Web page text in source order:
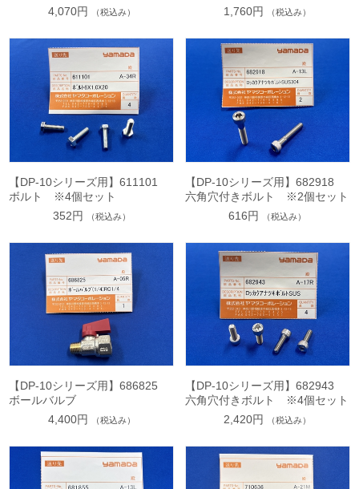
4,070円
（税込み）
1,760円
（税込み）
【DP-10シリーズ用】611101
ボルト ※4個セット
352円
（税込み）
【DP-10シリーズ用】682918
六角穴付きボルト ※2個セット
616円
（税込み）
【DP-10シリーズ用】686825
ボールバルブ
4,400円
（税込み）
【DP-10シリーズ用】682943
六角穴付きボルト ※4個セット
2,420円
（税込み）